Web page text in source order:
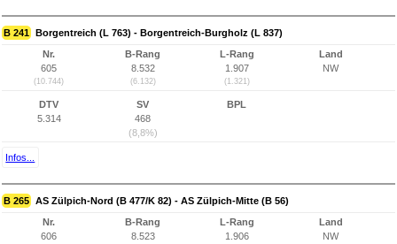
B 241 Borgentreich (L 763) - Borgentreich-Burgholz (L 837)
Nr.
605
(10.744)
B-Rang
8.532
(6.132)
L-Rang
1.907
(1.321)
Land
NW
DTV
5.314
SV
468
(8,8%)
BPL
Infos...
B 265 AS Zülpich-Nord (B 477/K 82) - AS Zülpich-Mitte (B 56)
Nr.
606
B-Rang
8.523
L-Rang
1.906
Land
NW